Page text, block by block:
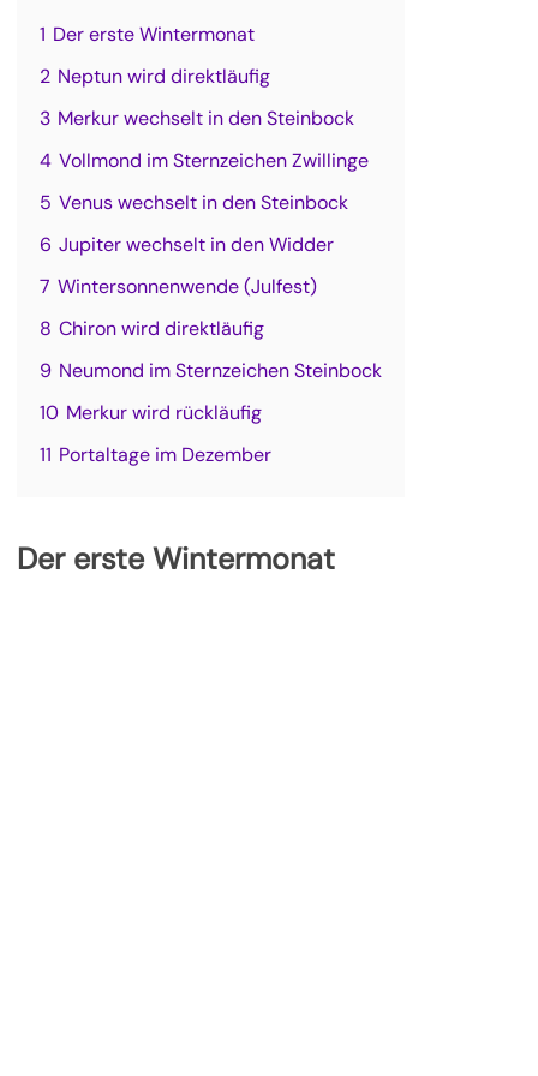
1 Der erste Wintermonat
2 Neptun wird direktläufig
3 Merkur wechselt in den Steinbock
4 Vollmond im Sternzeichen Zwillinge
5 Venus wechselt in den Steinbock
6 Jupiter wechselt in den Widder
7 Wintersonnenwende (Julfest)
8 Chiron wird direktläufig
9 Neumond im Sternzeichen Steinbock
10 Merkur wird rückläufig
11 Portaltage im Dezember
Der erste Wintermonat